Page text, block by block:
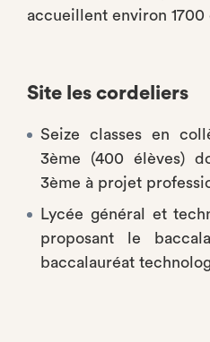
accueillent environ
Site les cordeliers
Seize classes en
3ème (400 élèves)
3ème à projet
Lycée général et
proposant le
baccalauréat